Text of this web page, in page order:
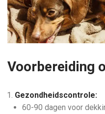
Voorbereiding
Gezondheidscontrole:
60-90 dagen voor